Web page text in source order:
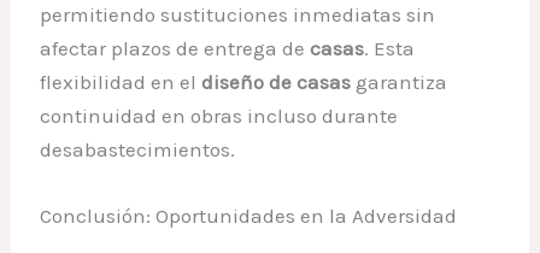
permitiendo sustituciones inmediatas sin
afectar plazos de entrega decasas. Esta
flexibilidad en eldiseño de casas garantiza
continuidad en obras incluso durante
desabastecimientos.
Conclusión: Oportunidades en la Adversidad